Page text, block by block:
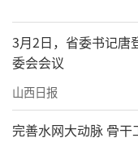
重要讲话，他说
亲，上车后还一
今记忆犹新。”
像许多老太
3月2日，省委书记唐
委会会议
山西日报
完善水网大动脉 骨干